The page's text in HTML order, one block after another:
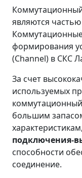
являются
формирования
(Channel) в СКС
За счет
используемых
большим
характеристикам,
подключения-
способности
соединение.